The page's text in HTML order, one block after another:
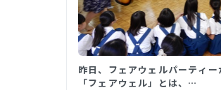
昨日、フェアウェルパーティー
「フェアウェル」とは、…